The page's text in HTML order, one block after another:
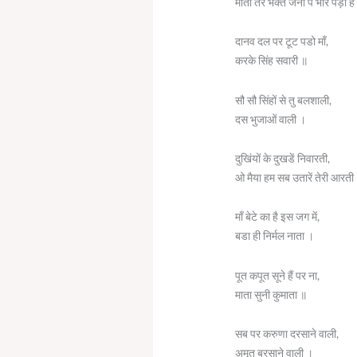
दानव दल पर टूट पडो माँ,
करके सिंह सवारी ॥
सौ सौ सिंहों से तु बलशाली,
दस भुजाओं वाली ।
दुखिंयों के दुखडें निवारती,
ओ मैया हम सब उतारें तेरी आरती
माँ बेटे का है इस जग में,
बडा ही निर्मल नाता ।
पूत कपूत सूने हैं पर ना,
माता सुनी कुमाता ॥
सब पर करुणा दरसाने वाली,
अमृत बरसाने वाली ।